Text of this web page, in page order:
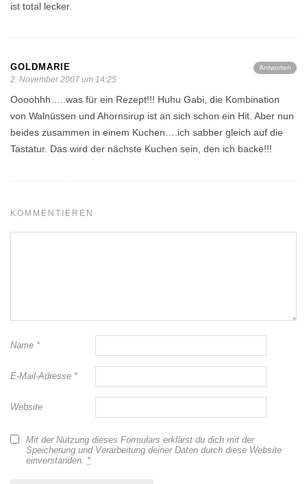
ist total lecker.
Antworten
GOLDMARIE
2. November 2007 um 14:25
Oooohhh…..was für ein Rezept!!! Huhu Gabi, die Kombination
von Walnüssen und Ahornsirup ist an sich schon ein Hit. Aber nun
beides zusammen in einem Kuchen….ich sabber gleich auf die
Tastatur. Das wird der nächste Kuchen sein, den ich backe!!!
KOMMENTIEREN
Name *
E-Mail-Adresse *
Website
Mit der Nutzung dieses Formulars erklärst du dich mit der
Speicherung und Verarbeitung deiner Daten durch diese Website
einverstanden. *